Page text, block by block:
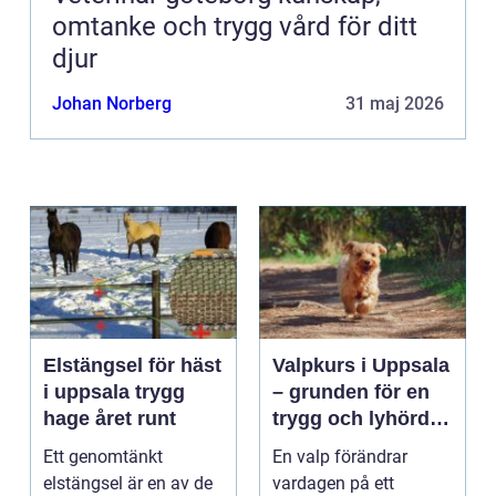
omtanke och trygg vård för ditt
djur
Johan Norberg 31 maj 2026
Elstängsel för häst
i uppsala trygg
hage året runt
Ett genomtänkt
elstängsel är en av de
Valpkurs i Uppsala
– grunden för en
trygg och lyhörd
hund
En valp förändrar
vardagen på ett